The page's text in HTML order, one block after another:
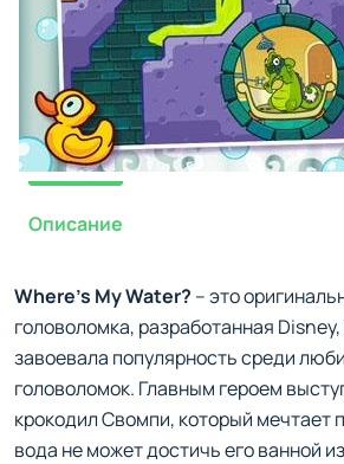
Описание
Where’s My Water? – это
головоломка, разработанная
завоевала популярность среди
головоломок. Главным героем
крокодил Свомпи, который мечтает
вода не может достичь его ванной